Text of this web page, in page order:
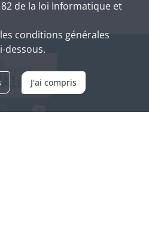
de la loi Informatique et
conditions générales
dessous.
J'ai compris